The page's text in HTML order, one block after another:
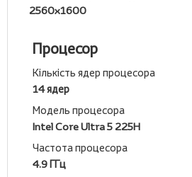
2560x1600
Процесор
Кількість ядер процесора
14 ядер
Модель процесора
Intel Core Ultra 5 225H
Частота процесора
4.9 ГГц